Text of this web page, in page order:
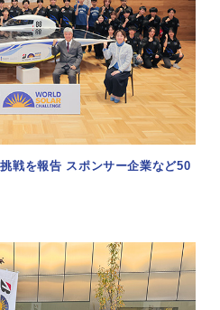
戦を報告 スポンサー企業など50